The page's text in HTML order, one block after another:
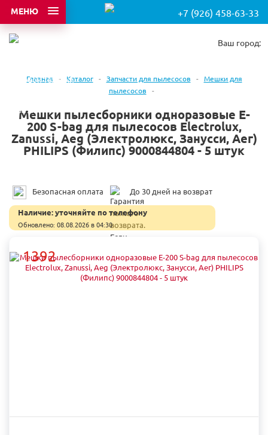
+7 (926) 458-63-33
Ваш город:
МЕНЮ
Главная - Каталог - Запчасти для пылесосов - Мешки для
пылесосов
-
Мешки пылесборники одноразовые E-
200 S-bag для пылесосов Electrolux,
Zanussi, Aeg (Электролюкс, Занусси, Аег)
PHILIPS (Филипс) 9000844804 - 5 штук
Безопасная оплата До 30 дней на возврат
Наличие:уточняйте по телефону
Обновлено: 08.08.2026 в 04:30
1392